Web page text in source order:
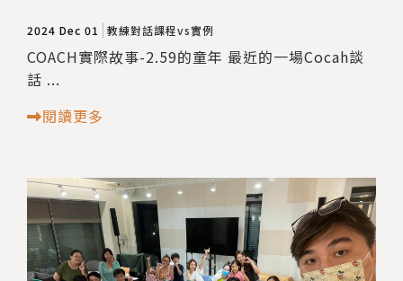
2024 Dec 01 教練對話課程vs實例
COACH實際故事-2.59的童年 最近的一場Cocah談
話 ...
閱讀更多